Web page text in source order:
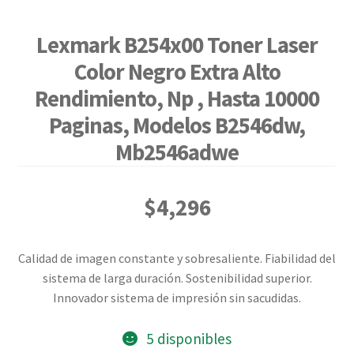
Lexmark B254x00 Toner Laser
Color Negro Extra Alto
Rendimiento, Np , Hasta 10000
Paginas, Modelos B2546dw,
Mb2546adwe
$4,296
Calidad de imagen constante y sobresaliente. Fiabilidad del
sistema de larga duración. Sostenibilidad superior.
Innovador sistema de impresión sin sacudidas.
5 disponibles